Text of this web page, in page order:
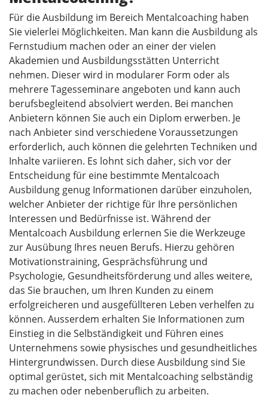
Für die Ausbildung im Bereich Mentalcoaching haben
Sie vielerlei Möglichkeiten. Man kann die Ausbildung als
Fernstudium machen oder an einer der vielen
Akademien und Ausbildungsstätten Unterricht
nehmen. Dieser wird in modularer Form oder als
mehrere Tagesseminare angeboten und kann auch
berufsbegleitend absolviert werden. Bei manchen
Anbietern können Sie auch ein Diplom erwerben. Je
nach Anbieter sind verschiedene Voraussetzungen
erforderlich, auch können die gelehrten Techniken und
Inhalte variieren. Es lohnt sich daher, sich vor der
Entscheidung für eine bestimmte Mentalcoach
Ausbildung genug Informationen darüber einzuholen,
welcher Anbieter der richtige für Ihre persönlichen
Interessen und Bedürfnisse ist. Während der
Mentalcoach Ausbildung erlernen Sie die Werkzeuge
zur Ausübung Ihres neuen Berufs. Hierzu gehören
Motivationstraining, Gesprächsführung und
Psychologie, Gesundheitsförderung und alles weitere,
das Sie brauchen, um Ihren Kunden zu einem
erfolgreicheren und ausgefüllteren Leben verhelfen zu
können. Ausserdem erhalten Sie Informationen zum
Einstieg in die Selbständigkeit und Führen eines
Unternehmens sowie physisches und gesundheitliches
Hintergrundwissen. Durch diese Ausbildung sind Sie
optimal gerüstet, sich mit Mentalcoaching selbständig
zu machen oder nebenberuflich zu arbeiten.